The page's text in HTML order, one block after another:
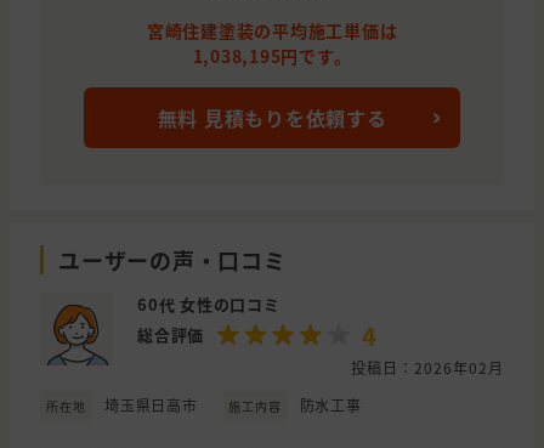
宮崎住建塗装の平均施工単価は
1,038,195円です。
無料 見積もりを依頼する
ユーザーの声・口コミ
60代 女性の口コミ
総合評価
4
投稿日：2026年02月
所在地 埼玉県日高市 施工内容 防水工事